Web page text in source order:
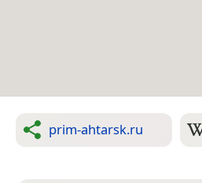
prim-ahtarsk.ru